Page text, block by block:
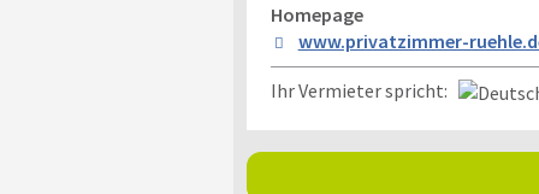
Homepage
www.privatzimmer-
Ihr Vermieter spricht: